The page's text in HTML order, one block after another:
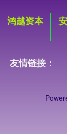
鸿越资本
友情链接：